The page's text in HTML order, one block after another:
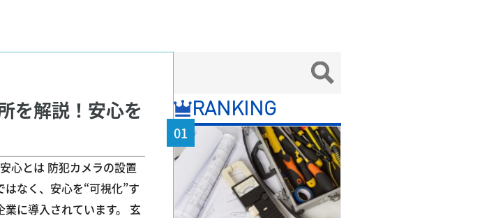
を解説！安心を
心とは 防犯カメラの設置
なく、安心を“可視化”す
に導入されています。 玄
RANKING